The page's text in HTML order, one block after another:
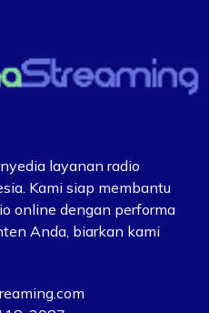
layanan radio
Kami siap membantu
online dengan performa
Anda, biarkan kami